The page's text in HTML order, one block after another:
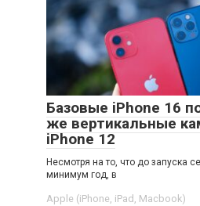
Базовые iPhone 16
же вертикальные
iPhone 12
Несмотря на то, что до запуска
минимум год, в
Apple (iPhone, iPad, Macbook)